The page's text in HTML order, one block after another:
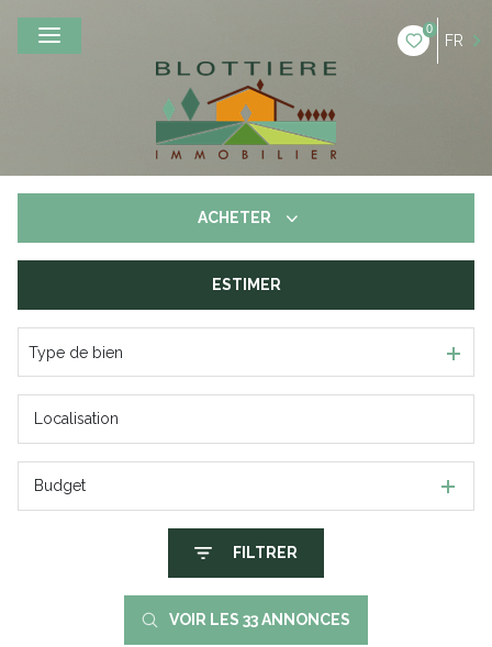
0
FR
ACHETER
ESTIMER
Type de bien
Budget
FILTRER
VOIR LES 33ANNONCES